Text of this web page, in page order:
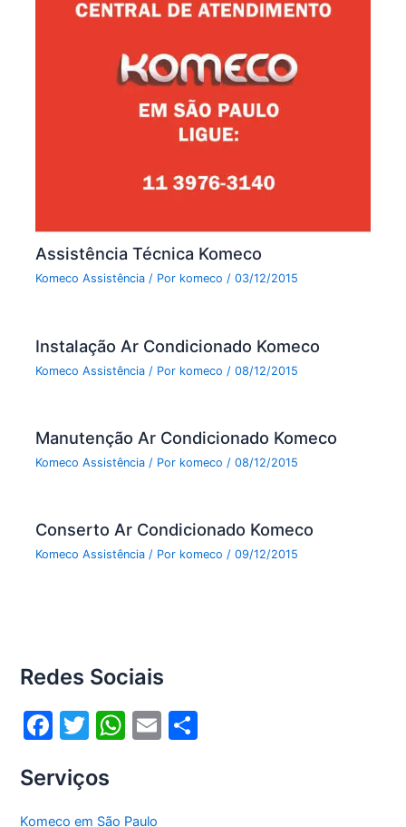
Assistência Técnica Komeco
Komeco Assistência / Por komeco/03/12/2015
Instalação Ar Condicionado Komeco
Komeco Assistência / Por komeco /08/12/2015
Manutenção Ar Condicionado Komeco
Komeco Assistência / Por komeco /08/12/2015
Conserto Ar Condicionado Komeco
Komeco Assistência / Por komeco/09/12/2015
Redes Sociais
F
c
e
T
itt
er
W
s
E
Serviços
Komeco em São Paulo